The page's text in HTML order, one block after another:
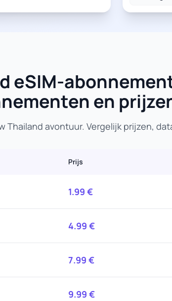
eSIM-
en
avontuur. Vergelijk prijzen,
Prijs
1.99 €
4.99 €
7.99 €
9.99 €